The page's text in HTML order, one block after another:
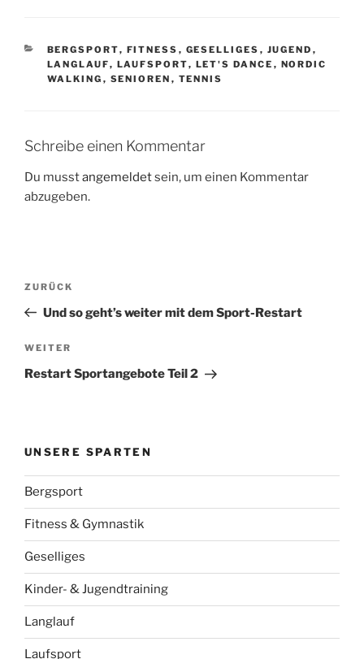
KATEGORIEN
BERGSPORT, FITNESS , GESELLIGES , JUGEND ,
LANGLAUF, LAUFSPORT, LET'S DANCE , NORDIC
WALKING , SENIOREN , TENNIS
Schreibe einen Kommentar
Du musstangemeldetsein, um einen Kommentar
abzugeben.
Beitragsnavigation
Vorheriger
Beitrag
ZURÜCK
Und so geht’s weiter mit dem Sport-Restart
Nächster
Beitrag
WEITER
Restart Sportangebote Teil 2
UNSERE SPARTEN
Bergsport
Fitness & Gymnastik
Geselliges
Kinder- & Jugendtraining
Langlauf
Laufsport